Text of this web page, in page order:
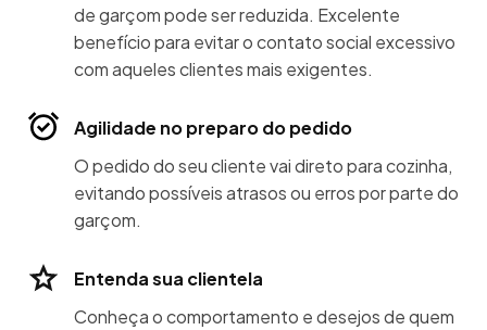
de garçom pode ser reduzida. Excelente
benefício para evitar o contato social excessivo
com aqueles clientes mais exigentes.
Agilidade no preparo do pedido
O pedido do seu cliente vai direto para cozinha,
evitando possíveis atrasos ou erros por parte do
garçom.
Entenda sua clientela
Conheça o comportamento e desejos de quem